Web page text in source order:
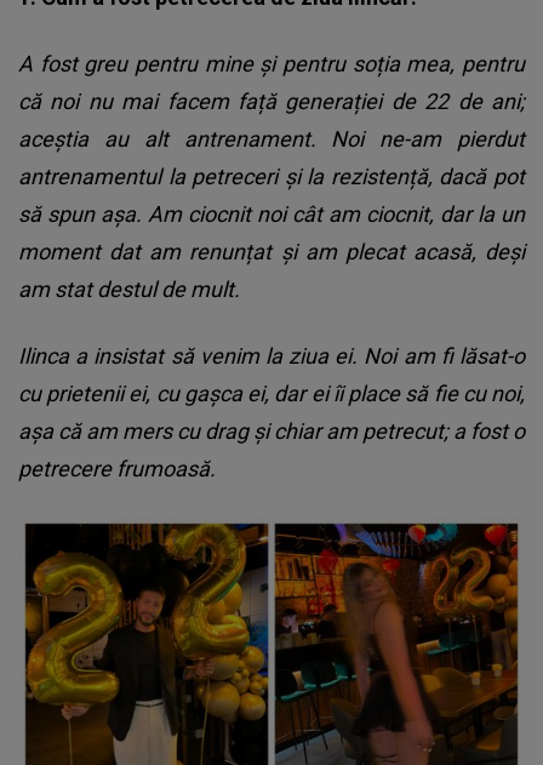
A fost greu pentru mine și pentru soția mea, pentru
că noi nu mai facem față generației de 22 de ani;
aceștia au alt antrenament. Noi ne-am pierdut
antrenamentul la petreceri și la rezistență, dacă pot
să spun așa. Am ciocnit noi cât am ciocnit, dar la un
moment dat am renunțat și am plecat acasă, deși
am stat destul de mult.
Ilinca a insistat să venim la ziua ei. Noi am fi lăsat-o
cu prietenii ei, cu gașca ei, dar ei îi place să fie cu noi,
așa că am mers cu drag și chiar am petrecut; a fost o
petrecere frumoasă.